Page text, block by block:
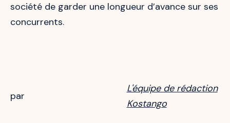
société de garder une longueur d’avance sur ses
concurrents.
par
L'équipe de rédaction
Kostango